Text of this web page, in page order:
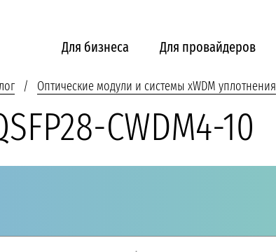
Для бизнеса Для провайдеров
Оптические модули и системы xWDM уплотнения
CWDM4-10